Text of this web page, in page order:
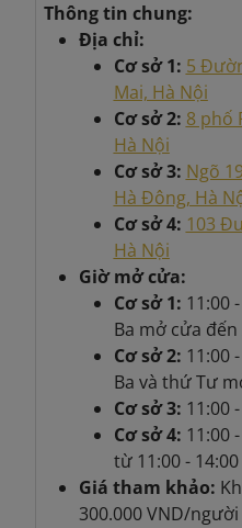
Thông tin chung:
Địa chỉ:
Cơ sở 1: 5
Mai, Hà Nội
Cơ sở 2: 8 phố
Hà Nội
Cơ sở 3: Ngõ
Hà Đông, Hà
Cơ sở 4: 103
Hà Nội
Giờ mở cửa:
Cơ sở 1: 11:00
Ba mở cửa đến
Cơ sở 2: 11:00
Ba và thứ Tư
Cơ sở 3: 11:00
Cơ sở 4: 11:00
từ 11:00 -
Giá tham khảo:
300.000 VND/người